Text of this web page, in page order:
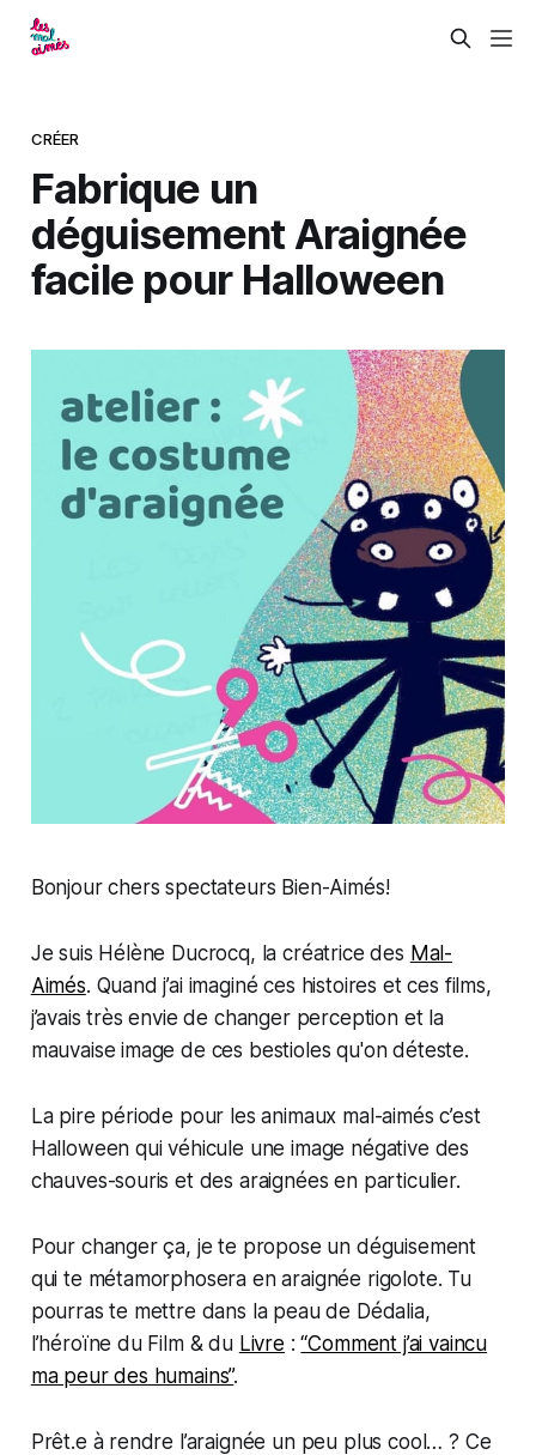
CRÉER
Fabrique un
déguisement Araignée
facile pour Halloween
Bonjour chers spectateurs Bien-Aimés!
Je suis Hélène Ducrocq, la créatrice des Mal-
Aimés. Quand j’ai imaginé ces histoires et ces films,
j’avais très envie de changer perception et la
mauvaise image de ces bestioles qu'on déteste.
La pire période pour les animaux mal-aimés c’est
Halloween qui véhicule une image négative des
chauves-souris et des araignées en particulier.
Pour changer ça, je te propose un déguisement
qui te métamorphosera en araignée rigolote. Tu
pourras te mettre dans la peau de Dédalia,
l’héroïne du Film & du Livre :“Comment j’ai vaincu
ma peur des humains”.
Prêt.e à rendre l’araignée un peu plus cool… ? Ce